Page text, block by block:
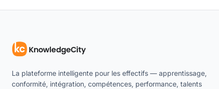
La plateforme intelligente pour les effectifs — apprentissage,
conformité, intégration, compétences, performance, talents